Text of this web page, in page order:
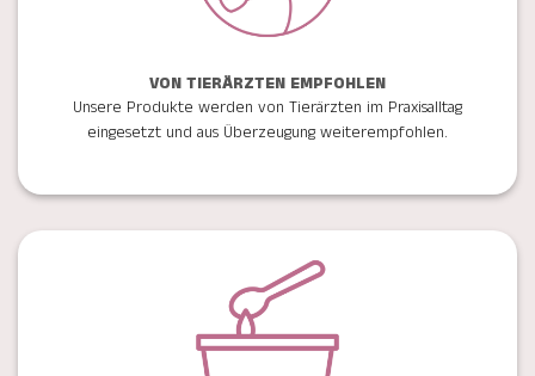
VON TIERÄRZTEN EMPFOHLEN
Unsere Produkte werden von Tierärzten im Praxisalltag
eingesetzt und aus Überzeugung weiterempfohlen.